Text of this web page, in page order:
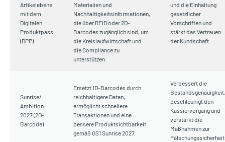
Artikelebene
mit dem
Digitalen
Produktpass
(DPP)
Materialien und
Nachhaltigkeitsinformationen,
die über RFID oder 2D-
Barcodes zugänglich sind, um
die Kreislaufwirtschaft und
die Compliance zu
unterstützen.
und die Einhaltung
gesetzlicher
Vorschriften und
stärkt das Vertrauen
der Kundschaft.
Sunrise/
Ambition
2027 (2D-
Barcode)
Ersetzt 1D-Barcodes durch
reichhaltigere Daten,
ermöglicht schnellere
Transaktionen und eine
bessere Produktsichtbarkeit
gemäß GS1 Sunrise 2027.
Verbessert die
Bestandsgenauigkeit,
beschleunigt den
Kassiervorgang und
verstärkt die
Maßnahmen zur